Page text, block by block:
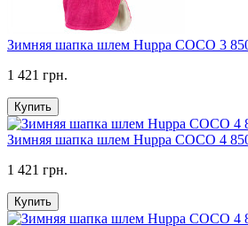
Зимняя шапка шлем Huppa COCO 3
1 421 грн.
Купить
Зимняя шапка шлем Huppa COCO 4
1 421 грн.
Купить